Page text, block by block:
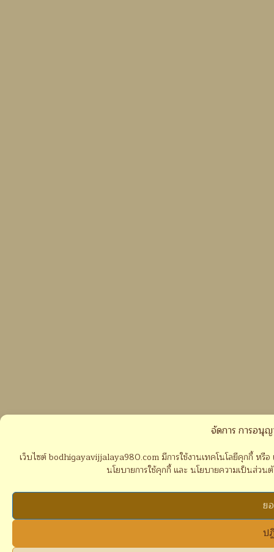
จัดการ การอนุ
เว็บไซต์ bodhigayavijjalaya980.com มีการใช้งานเทคโนโลยีคุกกี้ ห
นโยบายการใช้คุกกี้ และ นโยบายความเป็นส่ว
ย
ป